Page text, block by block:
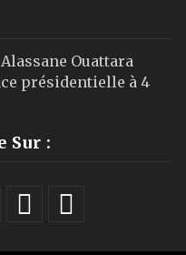
Ouattara
présidentielle à 4
Sur :